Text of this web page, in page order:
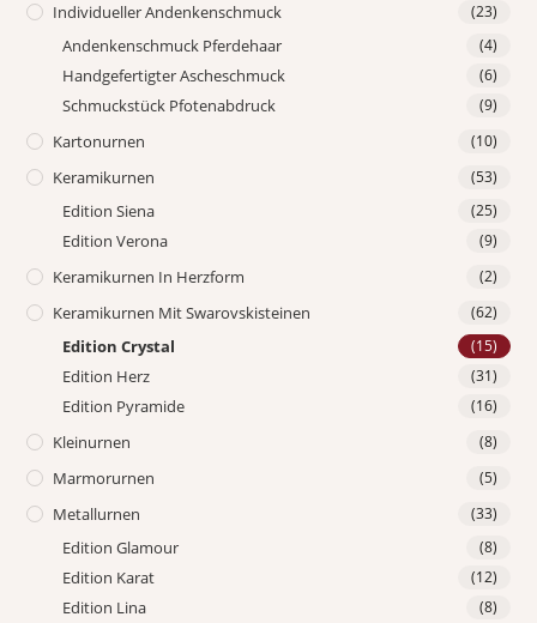
Individueller Andenkenschmuck (23)
Andenkenschmuck Pferdehaar (4)
Handgefertigter Ascheschmuck (6)
Schmuckstück Pfotenabdruck (9)
Kartonurnen (10)
Keramikurnen (53)
Edition Siena (25)
Edition Verona (9)
Keramikurnen In Herzform (2)
Keramikurnen Mit Swarovskisteinen (62)
Edition Crystal (15)
Edition Herz (31)
Edition Pyramide (16)
Kleinurnen (8)
Marmorurnen (5)
Metallurnen (33)
Edition Glamour (8)
Edition Karat (12)
Edition Lina (8)